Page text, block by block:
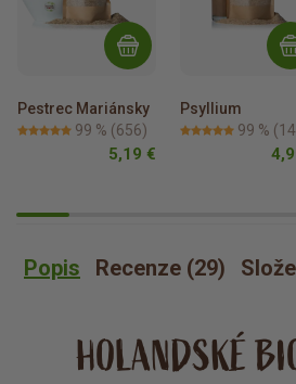
Pestrec Mariánsky
99 % (656)
5,19 €
Psyllium
99 %
Popis Recenze (29)
HOLANDSKÉ